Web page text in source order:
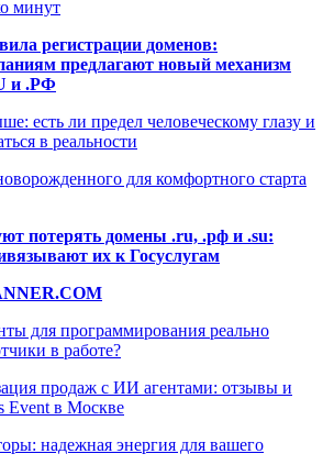
минут
регистрации доменов:
предлагают новый механизм
и .РФ
есть ли предел человеческому глазу и
в реальности
для комфортного старта
потерять домены .ru, .рф и .su:
их к Госуслугам
для программирования реально
в работе?
продаж с ИИ агентами: отзывы и
Event в Москве
надежная энергия для вашего